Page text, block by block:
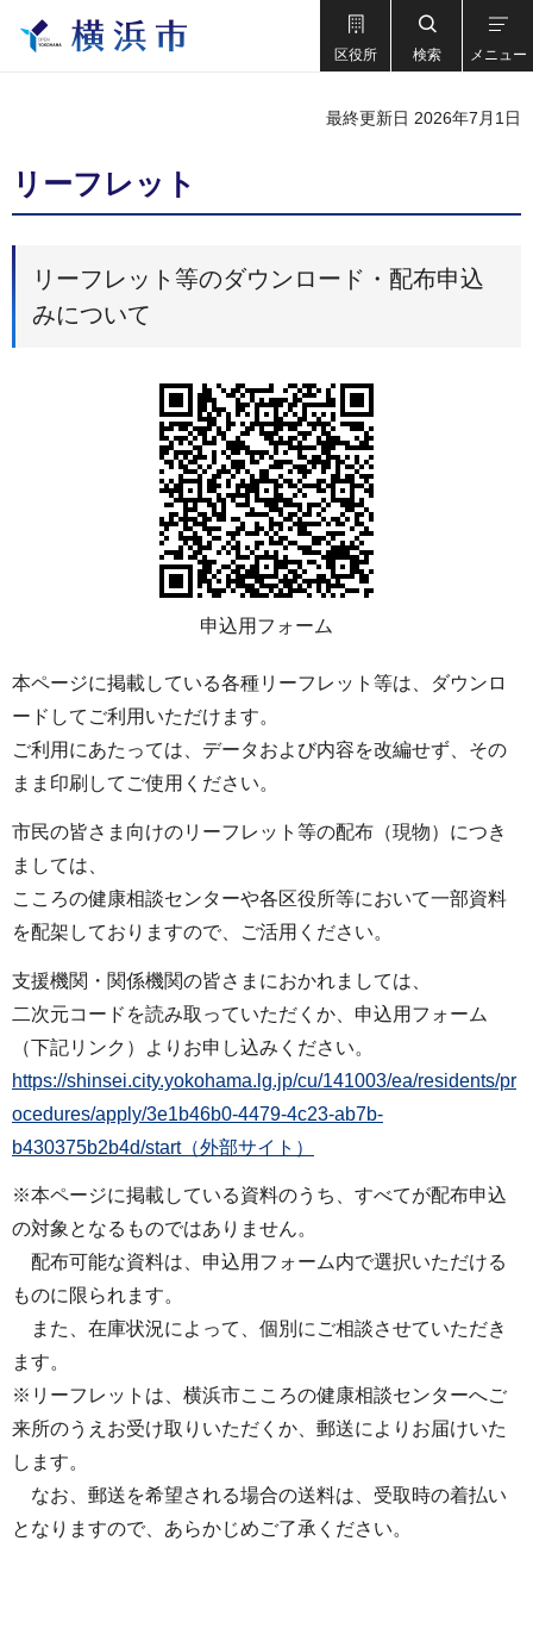
区役所 検索 メニュー
最終更新日 2026年7月1日
リーフレット
リーフレット等のダウンロード・配布申込
みについて
申込用フォーム
本ページに掲載している各種リーフレット等は、ダウンロ
ードしてご利用いただけます。
ご利用にあたっては、データおよび内容を改編せず、その
まま印刷してご使用ください。
市民の皆さま向けのリーフレット等の配布（現物）につき
ましては、
こころの健康相談センターや各区役所等において一部資料
を配架しておりますので、ご活用ください。
支援機関・関係機関の皆さまにおかれましては、
二次元コードを読み取っていただくか、申込用フォーム
（下記リンク）よりお申し込みください。
https://shinsei.city.yokohama.lg.jp/cu/141003/ea/residents/pr
ocedures/apply/3e1b46b0-4479-4c23-ab7b-
b430375b2b4d/start（外部サイト）
※本ページに掲載している資料のうち、すべてが配布申込
の対象となるものではありません。
配布可能な資料は、申込用フォーム内で選択いただける
ものに限られます。
また、在庫状況によって、個別にご相談させていただき
ます。
※リーフレットは、横浜市こころの健康相談センターへご
来所のうえお受け取りいただくか、郵送によりお届けいた
します。
なお、郵送を希望される場合の送料は、受取時の着払い
となりますので、あらかじめご了承ください。